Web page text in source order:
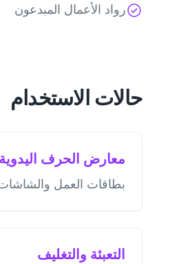
رواد الأعمال المبدعون
حالات الاستخدام
معارض الحرف اليدوية
بطاقات العمل
التعبئة والتغليف